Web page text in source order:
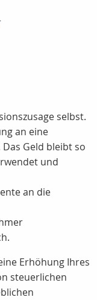
selbst.
an eine
Geld bleibt so
und
an die
Erhöhung Ihres
steuerlichen